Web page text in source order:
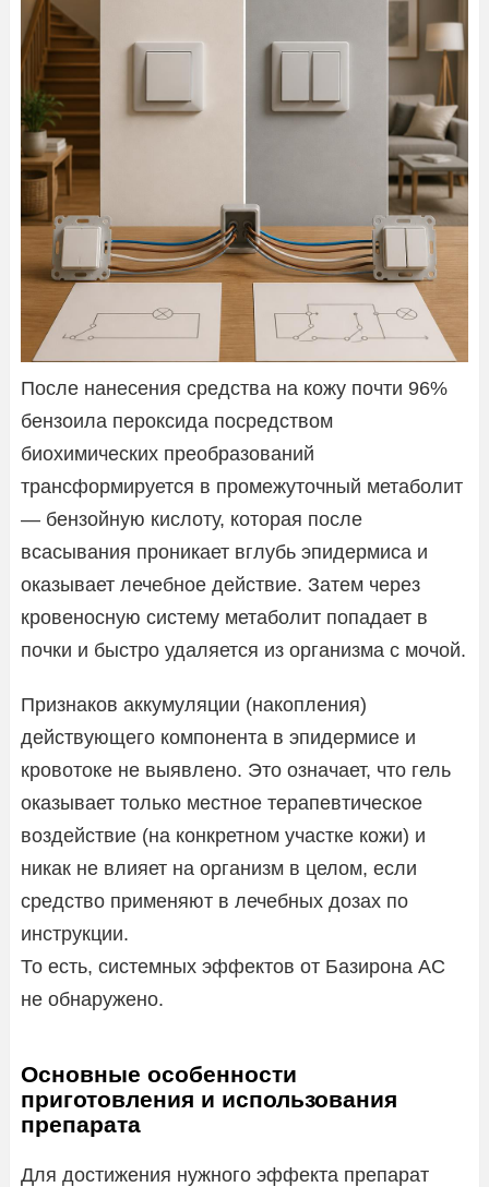
После нанесения средства на кожу почти 96%
бензоила пероксида посредством
биохимических преобразований
трансформируется в промежуточный метаболит
— бензойную кислоту, которая после
всасывания проникает вглубь эпидермиса и
оказывает лечебное действие. Затем через
кровеносную систему метаболит попадает в
почки и быстро удаляется из организма с мочой.
Признаков аккумуляции (накопления)
действующего компонента в эпидермисе и
кровотоке не выявлено. Это означает, что гель
оказывает только местное терапевтическое
воздействие (на конкретном участке кожи) и
никак не влияет на организм в целом, если
средство применяют в лечебных дозах по
инструкции.
То есть, системных эффектов от Базирона AC
не обнаружено.
Основные особенности
приготовления и использования
препарата
Для достижения нужного эффекта препарат